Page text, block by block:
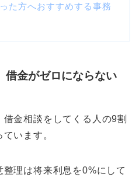
た方へおすすめする事務
借金がゼロにならない
金相談をしてくる人の9割
います。
理は将来利息を0%にして